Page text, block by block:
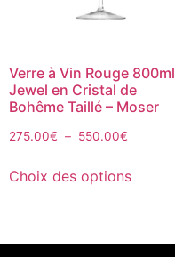
Verre à Vin Rouge 800ml
Jewel en Cristal de
Bohême Taillé – Moser
275.00€ – 550.00€
Choix des options